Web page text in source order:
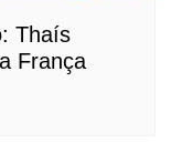
Thaís
França